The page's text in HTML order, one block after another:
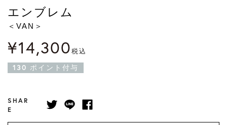
エンブレム
＜VAN＞
¥14,300税込
130 ポイント付与
SHAR
E